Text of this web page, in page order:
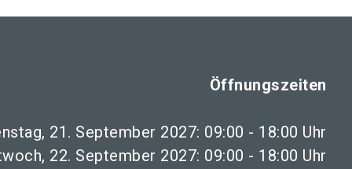
Öffnungszeiten
21. September 2027: 09:00 - 18:00 Uhr
22. September 2027: 09:00 - 18:00 Uhr